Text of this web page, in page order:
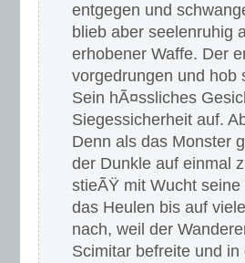
entgegen und
blieb aber seelenruhig
erhobener Waffe. Der
vorgedrungen und hob
Sein hÃ¤ssliches
Siegessicherheit auf.
Denn als das Monster
der Dunkle auf einmal
stieÃŸ mit Wucht
das Heulen bis auf
nach, weil der
Scimitar befreite und